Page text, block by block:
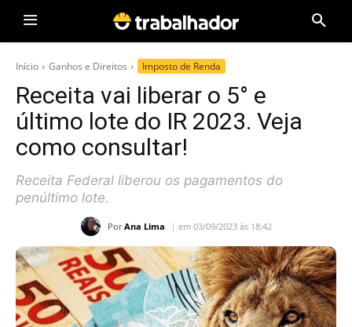
Início Ganhos e Direitos Imposto de Renda
Receita vai liberar o 5° e
último lote do IR 2023. Veja
como consultar!
Receita Federal liberou os pagamentos do
penúltimo lote.
Por Ana Lima em 03/09/2023 às 18:42